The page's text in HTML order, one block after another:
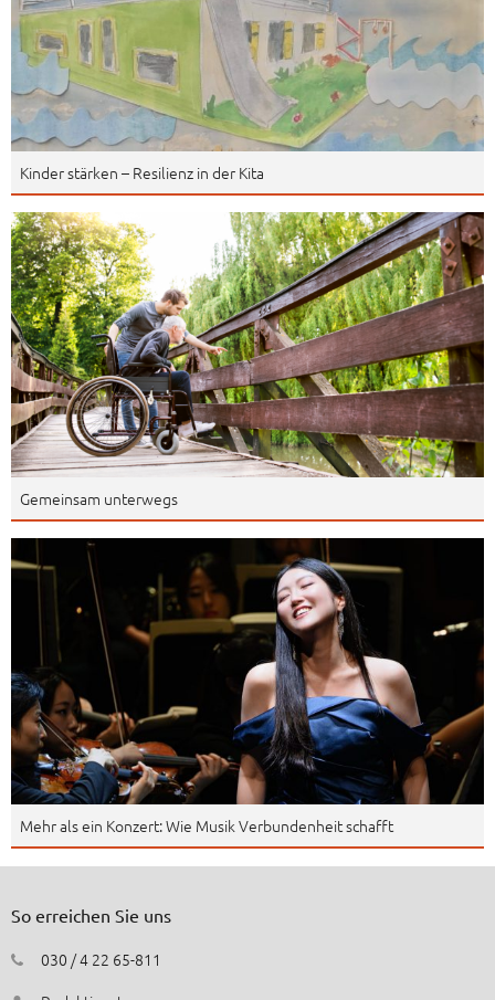
Kinder stärken – Resilienz in der Kita
Gemeinsam unterwegs
Mehr als ein Konzert: Wie Musik Verbundenheit schafft
So erreichen Sie uns
030 / 4 22 65-811